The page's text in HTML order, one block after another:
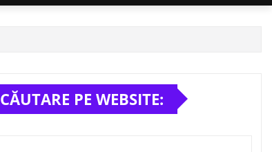
CĂUTARE PE WEBSITE: